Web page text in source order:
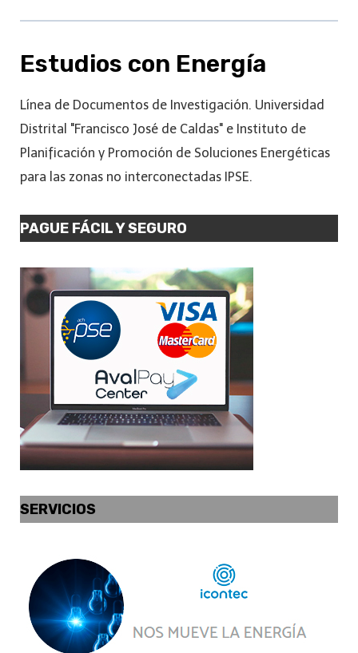
Estudios con Energía
Línea de Documentos de Investigación. Universidad
Distrital "Francisco José de Caldas" e Instituto de
Planificación y Promoción de Soluciones Energéticas
para las zonas no interconectadas IPSE.
PAGUE FÁCIL Y SEGURO
SERVICIOS